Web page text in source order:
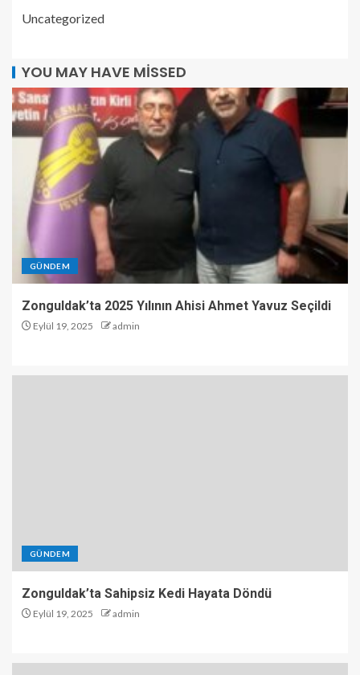
Uncategorized
YOU MAY HAVE MISSED
GÜNDEM
Zonguldak’ta 2025 Yılının Ahisi Ahmet Yavuz Seçildi
Eylül 19, 2025 admin
GÜNDEM
Zonguldak’ta Sahipsiz Kedi Hayata Döndü
Eylül 19, 2025 admin